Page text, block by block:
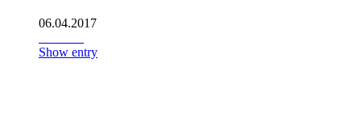
06.04.2017
Show entry